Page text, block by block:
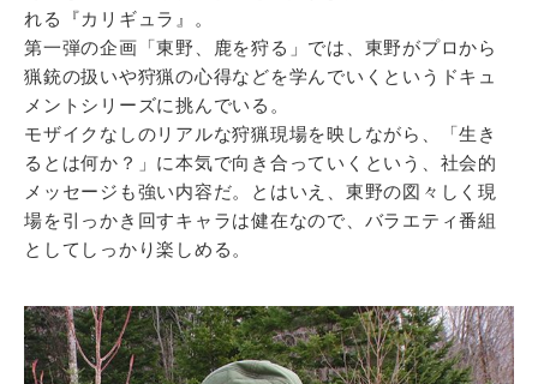
れる『カリギュラ』。
第一弾の企画「東野、鹿を狩る」では、東野がプロから
猟銃の扱いや狩猟の心得などを学んでいくというドキュ
メントシリーズに挑んでいる。
モザイクなしのリアルな狩猟現場を映しながら、「生き
るとは何か？」に本気で向き合っていくという、社会的
メッセージも強い内容だ。とはいえ、東野の図々しく現
場を引っかき回すキャラは健在なので、バラエティ番組
としてしっかり楽しめる。